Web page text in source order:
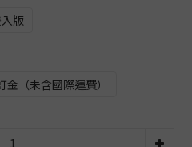
版
金（未含國際運費）